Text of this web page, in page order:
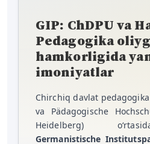
GIP: ChDPU va
Pedagogika
hamkorligida
imoniyatlar
Chirchiq davlat
va Pädagogische
Heidelberg)
Germanistische